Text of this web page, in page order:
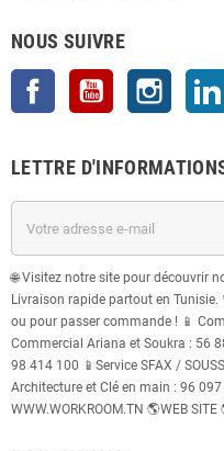
NOUS SUIVRE
Facebook YouTube
LETTRE
🌐 Visitez notre site pour découvrir
Livraison rapide partout en
ou pour passer commande ! 📱
Commercial Ariana et Soukra : 56
98 414 100 📱Service SFAX /
Architecture et Clé en main : 96
WWW.WORKROOM.TN 🌎WEB SITE